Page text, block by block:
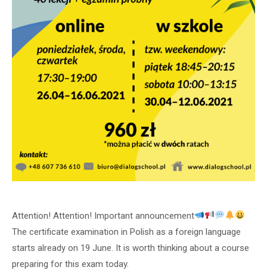
Attention! Attention! Important announcement
The certificate examination in Polish as a foreign language
starts already on 19 June. It is worth thinking about a course
preparing for this exam today.